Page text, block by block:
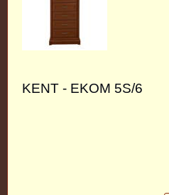
KENT - EKOM 5S/6